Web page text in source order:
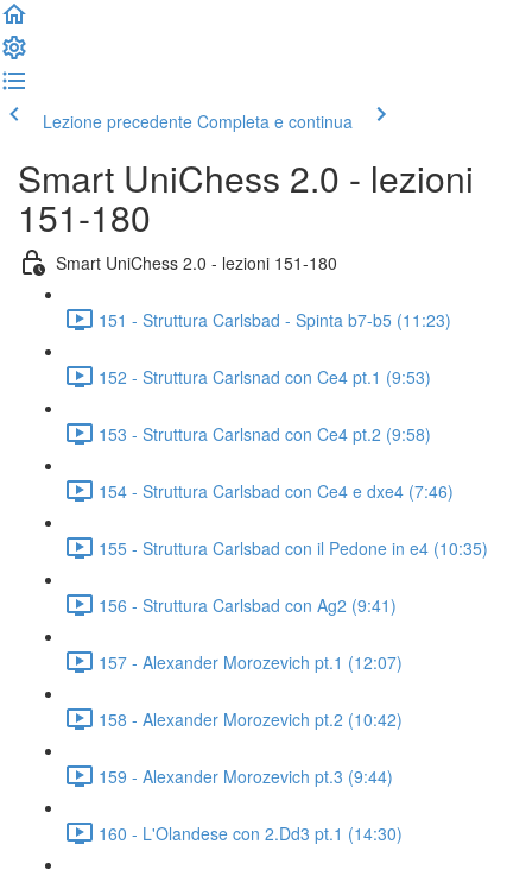
Lezione precedente Completa e continua
Smart UniChess 2.0 - lezioni
151-180
Smart UniChess 2.0 - lezioni 151-180
151 - Struttura Carlsbad - Spinta b7-b5 (11:23)
152 - Struttura Carlsnad con Ce4 pt.1 (9:53)
153 - Struttura Carlsnad con Ce4 pt.2 (9:58)
154 - Struttura Carlsbad con Ce4 e dxe4 (7:46)
155 - Struttura Carlsbad con il Pedone in e4 (10:35)
156 - Struttura Carlsbad con Ag2 (9:41)
157 - Alexander Morozevich pt.1 (12:07)
158 - Alexander Morozevich pt.2 (10:42)
159 - Alexander Morozevich pt.3 (9:44)
160 - L'Olandese con 2.Dd3 pt.1 (14:30)